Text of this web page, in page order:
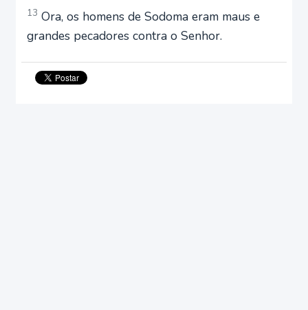
13 Ora, os homens de Sodoma eram maus e
grandes pecadores contra o Senhor.